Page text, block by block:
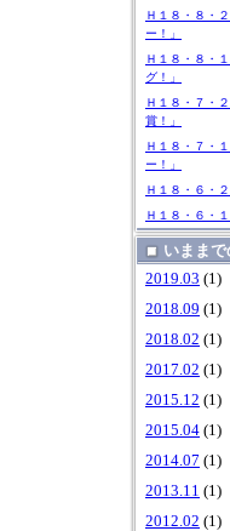
Ｈ１８・８・
ー！」
Ｈ１８・８・
グ！」
Ｈ１８・７・
賞！」
Ｈ１８・７・
ー！」
Ｈ１８・６・
Ｈ１８・６・
いまま
2019.03 (1)
2018.09 (1)
2018.02 (1)
2017.02 (1)
2015.12 (1)
2015.04 (1)
2014.07 (1)
2013.11 (1)
2012.02 (1)